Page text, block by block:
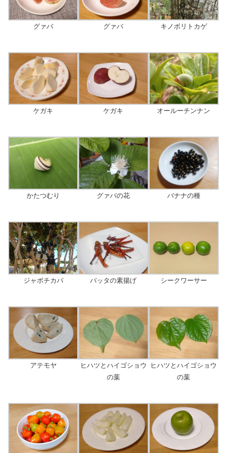
グァバ グァバ キノボリトカゲ
ケガキ ケガキ オールーチンナン
かたつむり グァバの花 バナナの種
ジャボチカバ バッタの素揚げ シークワーサー
アテモヤ
ヒハツとハイゴショウ
の葉
ヒハツとハイゴショウ
の葉